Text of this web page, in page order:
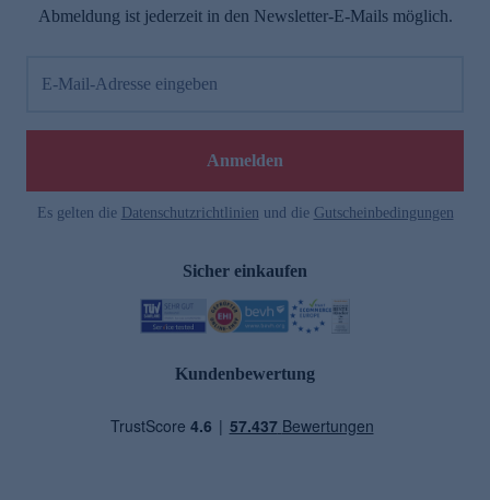
Abmeldung ist jederzeit in den Newsletter-E-Mails möglich.
E-Mail-Adresse eingeben
Anmelden
Es gelten die Datenschutzrichtlinien und die Gutscheinbedingungen
Sicher einkaufen
Kundenbewertung